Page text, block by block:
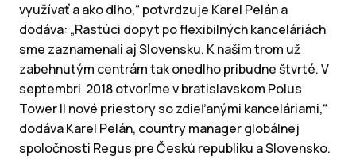
využívať a ako dlho,“ potvrdzuje Karel Pelán a
dodáva: „Rastúci dopyt po flexibilných kanceláriách
sme zaznamenali aj Slovensku. K našim trom už
zabehnutým centrám tak onedlho pribudne štvrté. V
septembri 2018 otvoríme v bratislavskom Polus
Tower II nové priestory so zdieľanými kanceláriami,“
dodáva Karel Pelán, country manager globálnej
spoločnosti Regus pre Českú republiku a Slovensko.